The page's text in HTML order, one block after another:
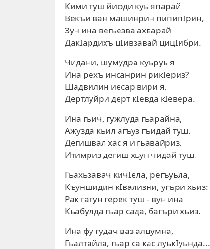
Кими туш йифди куь япарай
Векъи ван машинрин пипипIрин,
Зун ина вегьезва ахварай
ДакIардихъ цIивзавай цицIибри.
Чидани, шумудра куьруь я
Ина рехъ инсанрин рикIериз?
Шадвилин иесар вири я,
Дертлуйри дерт кIевда кIевера.
Ина гьич, гужлуда гьарайна,
Ажузда кьил агъуз гъидай туш.
Дегишвал хас я и гьавайриз,
Итимриз дегиш хьун чидай туш.
Гьахьзавач кичIела, регъуьла,
Къуншидин кIвализни, угъри хьиз:
Рак гатун герек туш - вун ина
Кьабулда гьар сада, багъри хьиз.
Ина фу гудач ваз алцумна,
Гьалтайла, гьар са кас луькIуьнда...